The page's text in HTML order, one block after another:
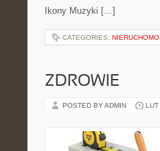
Ikony Muzyki […]
CATEGORIES:
ZDROWIE
POSTED BY ADMIN